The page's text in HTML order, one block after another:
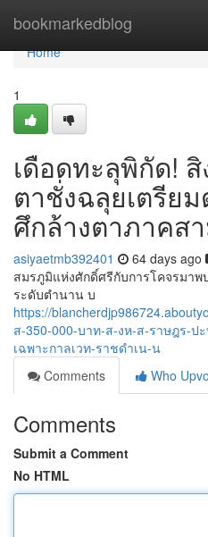
bookmarkedblog
Home
Home
1
เดือดทะลุพิกัด!
ตาชั่งฉลุยเตรีย
ศึกล้างตาภาค
asiyaetmb392401 64 days ago
สมรภูมิแห่งศักดิ์ศรีกับการโคจรมา
ระดับตำนาน บ
https://
ส-350-000-บาท-ส-งห-ส-ราษฎร-
เฉพาะกาลเวท-ราชดำเน-น
Comments
Who
Comments
Submit a Comment
No HTML